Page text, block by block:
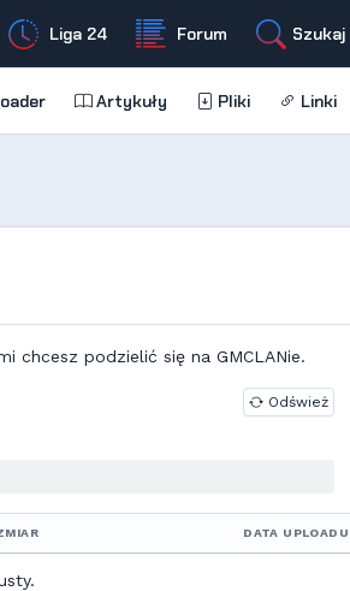
Liga 24 Forum Szukaj
Artykuły Pliki Linki
chcesz podzielić się na GMCLANie.
Odśwież
DATA UPLOADU